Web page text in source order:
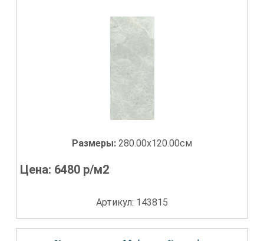
Размеры: 280.00x120.00см
Цена: 6480 р/м2
Артикул: 143815